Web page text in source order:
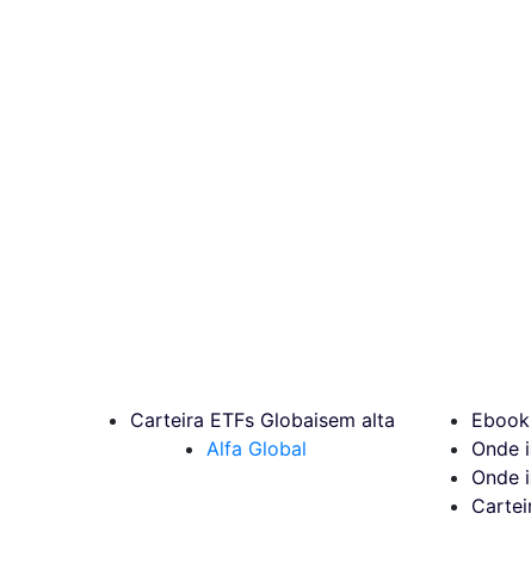
Carteira ETFs Globaisem alta
Alfa Global
Onde
Onde